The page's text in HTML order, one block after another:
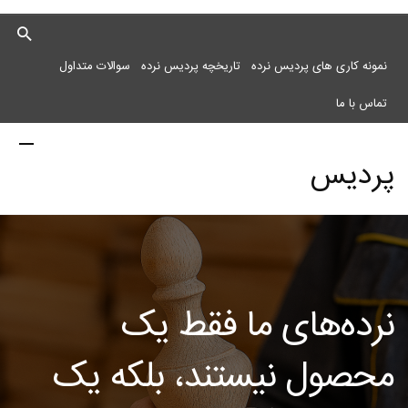
نمونه کاری های پردیس نرده تاریخچه پردیس نرده سوالات متداول
تماس با ما
پردیس
مرکز
نرده‌های ما فقط یک
محصول نیستند، بلکه یک